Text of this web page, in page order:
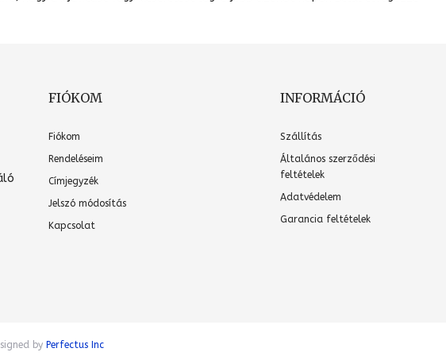
FIÓKOM
Fiókom
Rendeléseim
Címjegyzék
Jelszó módosítás
Kapcsolat
INFORMÁCIÓ
Szállítás
Általános szerződési
feltételek
Adatvédelem
Garancia feltételek
by Perfectus Inc